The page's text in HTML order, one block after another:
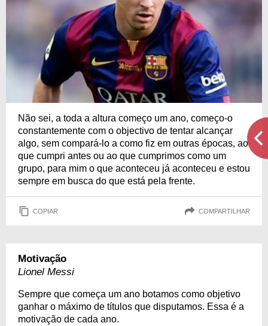
Não sei, a toda a altura começo um ano, começo-o
constantemente com o objectivo de tentar alcançar
algo, sem compará-lo a como fiz em outras épocas, ao
que cumpri antes ou ao que cumprimos como um
grupo, para mim o que aconteceu já aconteceu e estou
sempre em busca do que está pela frente.
COPIAR COMPARTILHAR
Motivação
Lionel Messi
Sempre que começa um ano botamos como objetivo
ganhar o máximo de títulos que disputamos. Essa é a
motivação de cada ano.